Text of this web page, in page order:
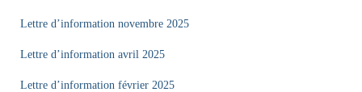
Lettre d’information novembre 2025
Lettre d’information avril 2025
Lettre d’information février 2025